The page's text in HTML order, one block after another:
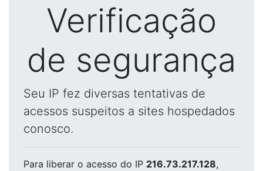
Verificação
de segurança
Seu IP fez diversas tentativas de
acessos suspeitos a sites hospedados
conosco.
Para liberar o acesso do IP 216.73.217.128,